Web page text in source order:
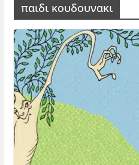
παιδι κουδουνακι